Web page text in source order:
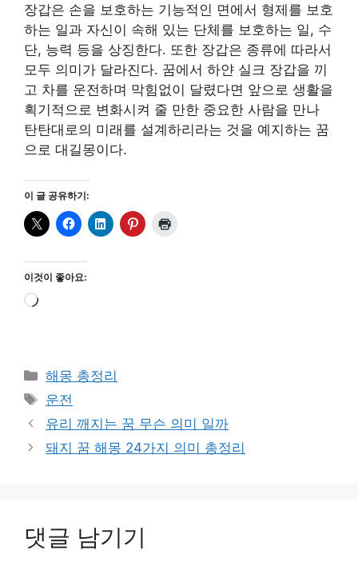
장갑은 손을 보호하는 기능적인 면에서 형제를 보호
하는 일과 자신이 속해 있는 단체를 보호하는 일, 수
단, 능력 등을 상징한다. 또한 장갑은 종류에 따라서
모두 의미가 달라진다. 꿈에서 하얀 실크 장갑을 끼
고 차를 운전하며 막힘없이 달렸다면 앞으로 생활을
획기적으로 변화시켜 줄 만한 중요한 사람을 만나
탄탄대로의 미래를 설계하리라는 것을 예지하는 꿈
으로 대길몽이다.
이 글 공유하기:
이것이 좋아요:
로
카
테
리
해몽 총정리
태
그
운전
유리 깨지는 꿈 무슨 의미 일까
돼지 꿈 해몽 24가지 의미 총정리
댓글 남기기